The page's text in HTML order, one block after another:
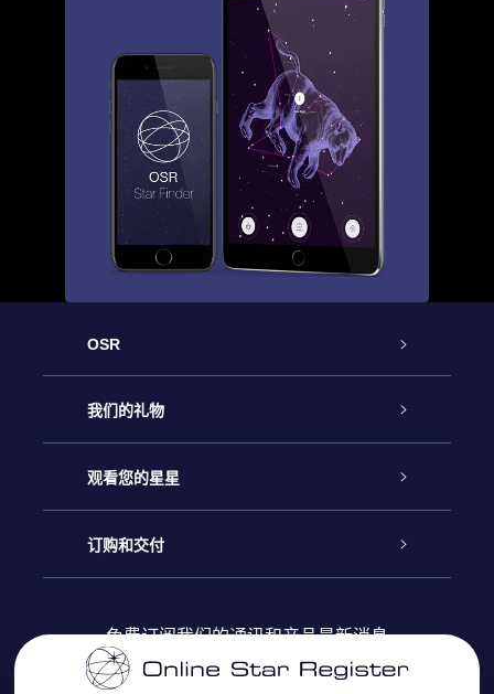
OSR
客户服务
联系我们
博客
评论
我们的礼物
Online Star礼物
OSR 礼物包
OSR 礼物卡
观看您的星星
Online Star Register
个性化的Star Page
订购和交付
付款信息
免费订阅我们的通讯和产品最新消息